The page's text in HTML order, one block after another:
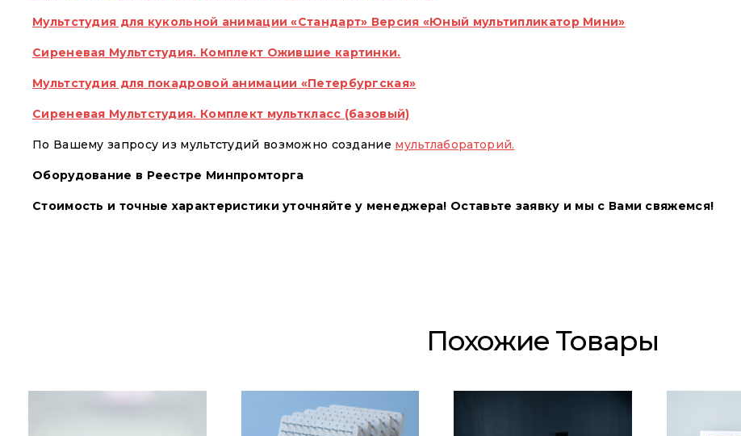
Мультстудия для кукольной анимации «Стандарт» Версия «Юный мультипликатор Мини»
Сиреневая Мультстудия. Комплект Ожившие картинки.
Мультстудия для покадровой анимации «Петербургская»
Сиреневая Мультстудия. Комплект мульткласс (базовый)
По Вашему запросу из мультстудий возможно создание мультлабораторий.
Оборудование в Реестре Минпромторга
Стоимость и точные характеристики уточняйте у менеджера! Оставьте заявку и мы с Вами свяжемся!
Похожие Товары